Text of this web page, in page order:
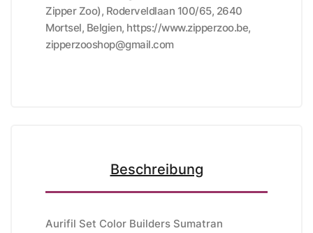
Zipper Zoo), Roderveldlaan 100/65, 2640
Mortsel, Belgien, https://www.zipperzoo.be,
zipperzooshop@gmail.com
Beschreibung
Aurifil Set Color Builders Sumatran